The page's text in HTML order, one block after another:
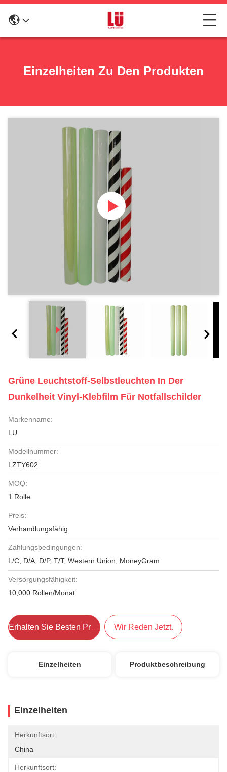
Einzelheiten Zu Den Produkten
Grüne Leuchtstoff-Selbstleuchten In Der
Dunkelheit Vinyl-Klebfilm Für Notfallschilder
Markenname:
LU
Modellnummer:
LZTY602
MOQ:
1 Rolle
Preis:
Verhandlungsfähig
Zahlungsbedingungen:
L/C, D/A, D/P, T/T, Western Union, MoneyGram
Versorgungsfähigkeit:
10,000 Rollen/Monat
Erhalten Sie Besten Preis Wir Reden Jetzt.
Einzelheiten Produktbeschreibung
Einzelheiten
Herkunftsort:
China
Herkunftsort: